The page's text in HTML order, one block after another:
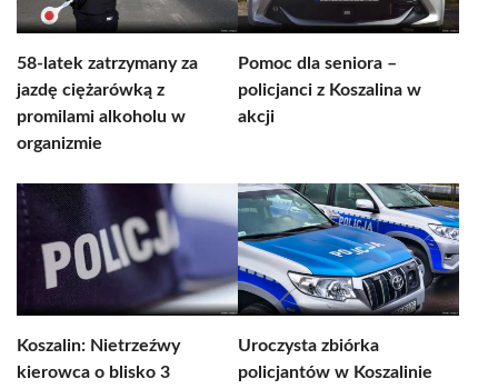
58-latek zatrzymany za
jazdę ciężarówką z
promilami alkoholu w
organizmie
Pomoc dla seniora –
policjanci z Koszalina w
akcji
Koszalin: Nietrzeźwy
kierowca o blisko 3
Uroczysta zbiórka
policjantów w Koszalinie